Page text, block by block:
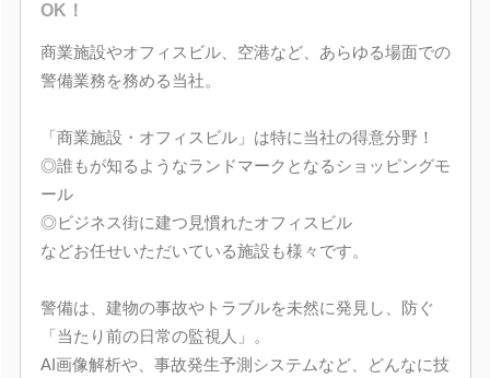
OK！
商業施設やオフィスビル、空港など、あらゆる場面での
警備業務を務める当社。
「商業施設・オフィスビル」は特に当社の得意分野！
◎誰もが知るようなランドマークとなるショッピングモ
ール
◎ビジネス街に建つ見慣れたオフィスビル
などお任せいただいている施設も様々です。
警備は、建物の事故やトラブルを未然に発見し、防ぐ
「当たり前の日常の監視人」。
AI画像解析や、事故発生予測システムなど、どんなに技